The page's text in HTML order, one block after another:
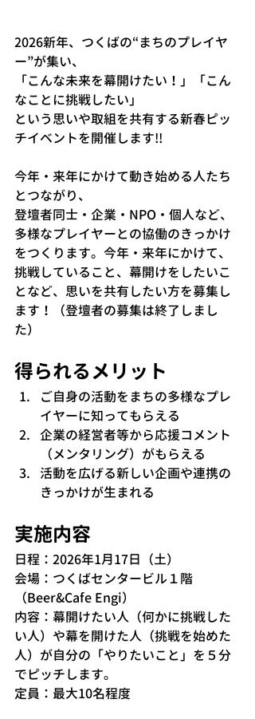
2026新年、つくばの“まちのプレイヤ
ー”が集い、
「こんな未来を幕開けたい！」「こん
なことに挑戦したい」
という思いや取組を共有する新春ピッ
チイベントを開催します!!
今年・来年にかけて動き始める人たち
とつながり、
登壇者同士・企業・NPO・個人など、
多様なプレイヤーとの協働のきっかけ
をつくります。今年・来年にかけて、
挑戦していること、幕開けをしたいこ
となど、思いを共有したい方を募集し
ます！（登壇者の募集は終了しまし
た）
得られるメリット
ご自身の活動をまちの多様なプレ
イヤーに知ってもらえる
企業の経営者等から応援コメント
（メンタリング）がもらえる
活動を広げる新しい企画や連携の
きっかけが生まれる
実施内容
日程：2026年1月17日（土）
会場：つくばセンタービル１階
（Beer&Cafe Engi）
内容：幕開けたい人（何かに挑戦した
い人）や幕を開けた人（挑戦を始めた
人）が自分の「やりたいこと」を５分
でピッチします。
定員：最大10名程度